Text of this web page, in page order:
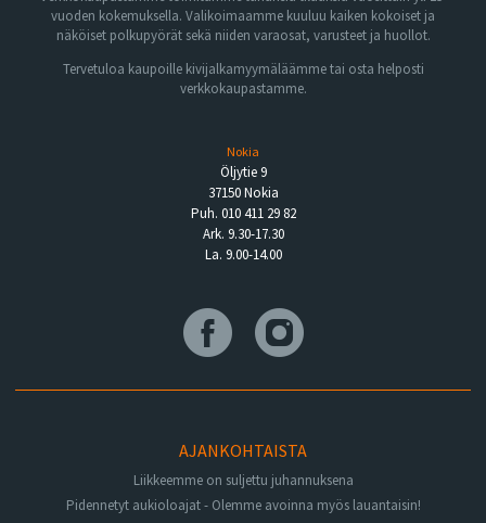
vuoden kokemuksella. Valikoimaamme kuuluu kaiken kokoiset ja
näköiset polkupyörät sekä niiden varaosat, varusteet ja huollot.
Tervetuloa kaupoille kivijalkamyymäläämme tai osta helposti
verkkokaupastamme.
Nokia
Öljytie 9
37150 Nokia
Puh. 010 411 29 82
Ark. 9.30-17.30
La. 9.00-14.00
AJANKOHTAISTA
Liikkeemme on suljettu juhannuksena
Pidennetyt aukioloajat - Olemme avoinna myös lauantaisin!